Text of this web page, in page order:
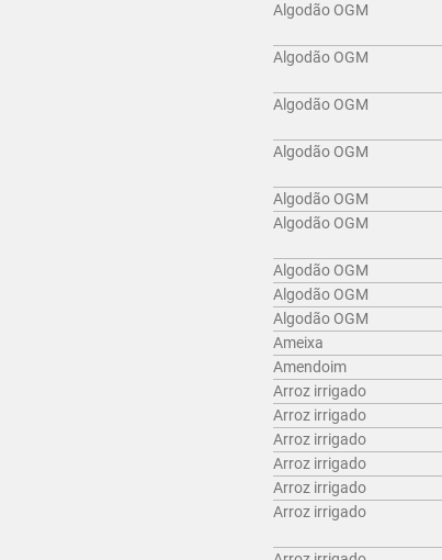
Algodão OGM
Algodão OGM
Algodão OGM
Algodão OGM
Algodão OGM
Algodão OGM
Algodão OGM
Algodão OGM
Algodão OGM
Ameixa
Amendoim
Arroz irrigado
Arroz irrigado
Arroz irrigado
Arroz irrigado
Arroz irrigado
Arroz irrigado